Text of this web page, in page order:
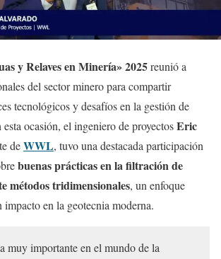
y Relaves en Minería» 2025reunió a
del sector minero para compartir
tecnológicos y desafíos en la gestión de
ocasión, el ingeniero de proyectosEric
deWWL, tuvo una destacada participación
buenas prácticas en la filtración de
métodos tridimensionales, un enfoque
en la geotecnia moderna.
muy importante en el mundo de la